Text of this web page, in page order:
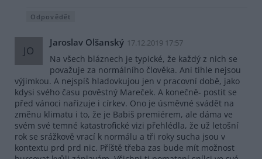
Odpovědět
JO
Jaroslav Olšanský 17.12.2019 17:57
Na všech bláznech je typické, že každý z nich se
považuje za normálního člověka. Ani tihle nejsou
výjimkou. A nejspíš hladovkujou jen v pracovní době, jako
kdysi svého času pověstný Mareček. A konečně- postit se
před vánoci nařizuje i církev. Ono je úsměvné svádět na
změnu klimatu i to, že je Babiš premiérem, ale dáma ve
svém své temné katastrofické vizi přehlédla, že už letošní
rok se srážkově vrací k normálu a tři roky sucha jsou v
kontextu prd prd nic. Příště třeba zas bude mít možnost